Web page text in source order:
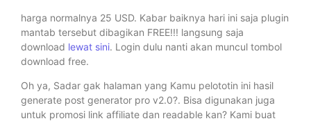
harga normalnya 25 USD. Kabar baiknya hari ini saja plugin
mantab tersebut dibagikan FREE!!! langsung saja
download lewat sini. Login dulu nanti akan muncul tombol
download free.
Oh ya, Sadar gak halaman yang Kamu pelototin ini hasil
generate post generator pro v2.0?. Bisa digunakan juga
untuk promosi link affiliate dan readable kan? Kami buat